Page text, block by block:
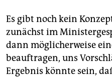
Es gibt noch kein
zunächst im
dann möglicherweise
beauftragen, uns
Ergebnis könnte sein,